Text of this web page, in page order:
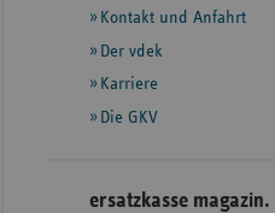
InformationenKontakt und Anfahrt
Der vdek
Karriere
Die GKV
ersatzkasse magazin.